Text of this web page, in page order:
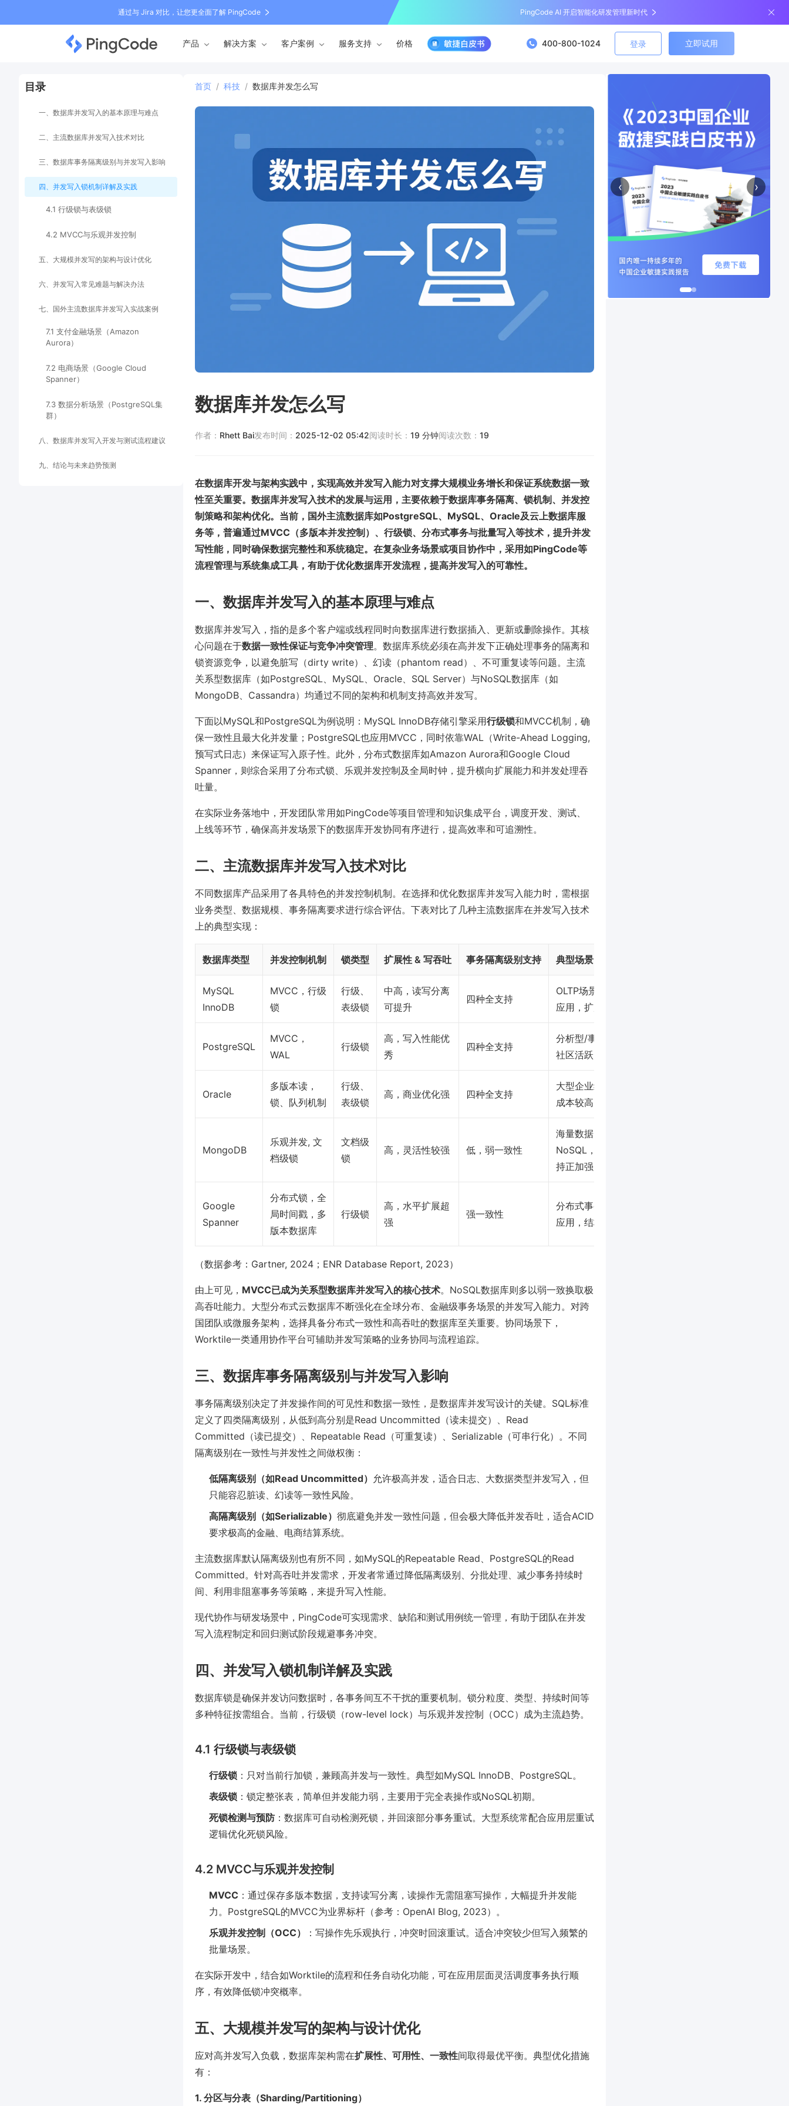
通过与 Jira 对比，让您更全面了解 PingCode PingCode AI 开启智能化研发管理新时代
产品 解决方案 客户案例 服务支持 价格 400-800-1024 登录 立即试用
目录
一、数据库并发写入的基本原理与难点
二、主流数据库并发写入技术对比
三、数据库事务隔离级别与并发写入影响
四、并发写入锁机制详解及实践
4.1 行级锁与表级锁
4.2 MVCC与乐观并发控制
五、大规模并发写的架构与设计优化
六、并发写入常见难题与解决办法
七、国外主流数据库并发写入实战案例
7.1 支付金融场景（Amazon
Aurora）
7.2 电商场景（Google Cloud
Spanner）
7.3 数据分析场景（PostgreSQL集
群）
八、数据库并发写入开发与测试流程建议
九、结论与未来趋势预测
首页 / 科技 / 数据库并发怎么写
数据库并发怎么写
作者： Rhett Bai发布时间： 2025-12-02 05:42阅读时长： 19 分钟阅读次数： 19
在数据库开发与架构实践中，实现高效并发写入能力对支撑大规模业务增长和保证系统数据一致
性至关重要。数据库并发写入技术的发展与运用，主要依赖于数据库事务隔离、锁机制、并发控
制策略和架构优化。当前，国外主流数据库如PostgreSQL、MySQL、Oracle及云上数据库服
务等，普遍通过MVCC（多版本并发控制）、行级锁、分布式事务与批量写入等技术，提升并发
写性能，同时确保数据完整性和系统稳定。在复杂业务场景或项目协作中，采用如PingCode等
流程管理与系统集成工具，有助于优化数据库开发流程，提高并发写入的可靠性。
一、数据库并发写入的基本原理与难点
数据库并发写入，指的是多个客户端或线程同时向数据库进行数据插入、更新或删除操作。其核
心问题在于数据一致性保证与竞争冲突管理。数据库系统必须在高并发下正确处理事务的隔离和
锁资源竞争，以避免脏写（dirty write）、幻读（phantom read）、不可重复读等问题。主流
关系型数据库（如PostgreSQL、MySQL、Oracle、SQL Server）与NoSQL数据库（如
MongoDB、Cassandra）均通过不同的架构和机制支持高效并发写。
下面以MySQL和PostgreSQL为例说明：MySQL InnoDB存储引擎采用行级锁和MVCC机制，确
保一致性且最大化并发量；PostgreSQL也应用MVCC，同时依靠WAL（Write-Ahead Logging,
预写式日志）来保证写入原子性。此外，分布式数据库如Amazon Aurora和Google Cloud
Spanner，则综合采用了分布式锁、乐观并发控制及全局时钟，提升横向扩展能力和并发处理吞
吐量。
在实际业务落地中，开发团队常用如PingCode等项目管理和知识集成平台，调度开发、测试、
上线等环节，确保高并发场景下的数据库开发协同有序进行，提高效率和可追溯性。
二、主流数据库并发写入技术对比
不同数据库产品采用了各具特色的并发控制机制。在选择和优化数据库并发写入能力时，需根据
业务类型、数据规模、事务隔离要求进行综合评估。下表对比了几种主流数据库在并发写入技术
上的典型实现：
数据库类型 并发控制机制 锁类型 扩展性 & 写吞吐 事务隔离级别支持 典型场景 & 优劣势
MySQL
InnoDB
MVCC，行级
锁
行级、
表级锁
中高，读写分离
可提升
四种全支持
OLTP场景，广泛
应用，扩展性佳
PostgreSQL
MVCC，
WAL
行级锁
高，写入性能优
秀
四种全支持
分析型/事务型，
社区活跃，扩展佳
Oracle
多版本读，
锁、队列机制
行级、
表级锁
高，商业优化强 四种全支持
大型企业级事务，
成本较高
MongoDB
乐观并发, 文
档级锁
文档级
锁
高，灵活性较强 低，弱一致性
海量数据
NoSQL，事务支
持正加强
Google
Spanner
分布式锁，全
局时间戳，多
版本数据库
行级锁
高，水平扩展超
强
强一致性
分布式事务/全球
应用，结构复杂
（数据参考：Gartner, 2024；ENR Database Report, 2023）
由上可见， MVCC已成为关系型数据库并发写入的核心技术。NoSQL数据库则多以弱一致换取极
高吞吐能力。大型分布式云数据库不断强化在全球分布、金融级事务场景的并发写入能力。对跨
国团队或微服务架构，选择具备分布式一致性和高吞吐的数据库至关重要。协同场景下，
Worktile一类通用协作平台可辅助并发写策略的业务协同与流程追踪。
三、数据库事务隔离级别与并发写入影响
事务隔离级别决定了并发操作间的可见性和数据一致性，是数据库并发写设计的关键。SQL标准
定义了四类隔离级别，从低到高分别是Read Uncommitted（读未提交）、Read
Committed（读已提交）、Repeatable Read（可重复读）、Serializable（可串行化）。不同
隔离级别在一致性与并发性之间做权衡：
低隔离级别（如Read Uncommitted） 允许极高并发，适合日志、大数据类型并发写入，但
只能容忍脏读、幻读等一致性风险。
高隔离级别（如Serializable） 彻底避免并发一致性问题，但会极大降低并发吞吐，适合ACID
要求极高的金融、电商结算系统。
主流数据库默认隔离级别也有所不同，如MySQL的Repeatable Read、PostgreSQL的Read
Committed。针对高吞吐并发需求，开发者常通过降低隔离级别、分批处理、减少事务持续时
间、利用非阻塞事务等策略，来提升写入性能。
现代协作与研发场景中，PingCode可实现需求、缺陷和测试用例统一管理，有助于团队在并发
写入流程制定和回归测试阶段规避事务冲突。
四、并发写入锁机制详解及实践
数据库锁是确保并发访问数据时，各事务间互不干扰的重要机制。锁分粒度、类型、持续时间等
多种特征按需组合。当前，行级锁（row-level lock）与乐观并发控制（OCC）成为主流趋势。
4.1 行级锁与表级锁
行级锁 ：只对当前行加锁，兼顾高并发与一致性。典型如MySQL InnoDB、PostgreSQL。
表级锁 ：锁定整张表，简单但并发能力弱，主要用于完全表操作或NoSQL初期。
死锁检测与预防 ：数据库可自动检测死锁，并回滚部分事务重试。大型系统常配合应用层重试
逻辑优化死锁风险。
4.2 MVCC与乐观并发控制
MVCC ：通过保存多版本数据，支持读写分离，读操作无需阻塞写操作，大幅提升并发能
力。PostgreSQL的MVCC为业界标杆（参考：OpenAI Blog, 2023）。
乐观并发控制（OCC）
：写操作先乐观执行，冲突时回滚重试。适合冲突较少但写入频繁的
批量场景。
在实际开发中，结合如Worktile的流程和任务自动化功能，可在应用层面灵活调度事务执行顺
序，有效降低锁冲突概率。
五、大规模并发写的架构与设计优化
应对高并发写入负载，数据库架构需在扩展性、可用性、一致性间取得最优平衡。典型优化措施
有：
1. 分区与分表（Sharding/Partitioning）
‹ ›